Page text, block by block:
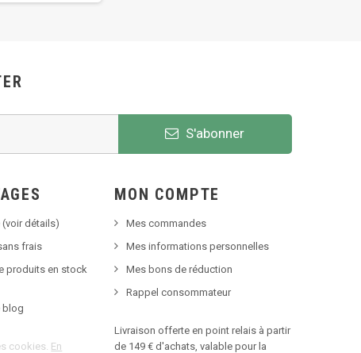
S'abonner
détails)
frais
produits en stock
blog
cookies. En
MON COMPTE
Mes commandes
Mes informations personnelles
Mes bons de réduction
Rappel consommateur
Livraison offerte en point relais à partir
de 149 € d'achats, valable pour la